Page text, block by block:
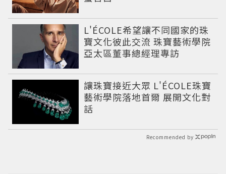
L'ÉCOLE希望讓不同國家的珠
寶文化彼此交流 珠寶藝術學院
亞太區董事總經理專訪
讓珠寶接近大眾 L'ÉCOLE珠寶
藝術學院落地首爾 展開文化對
話
Recommended by